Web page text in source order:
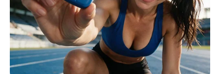
bySzerző • October 5, 2025